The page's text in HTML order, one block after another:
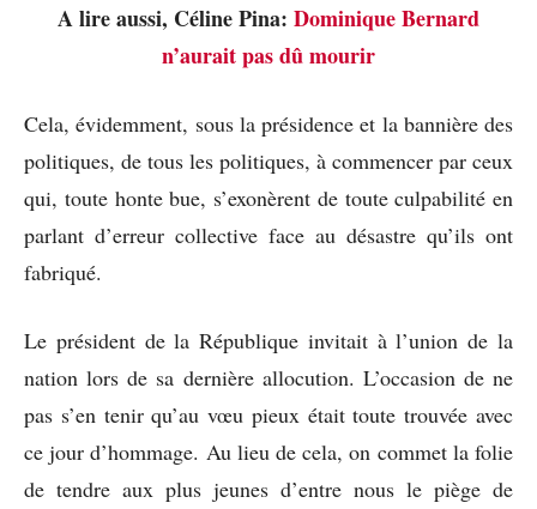
A lire aussi, Céline Pina: Dominique Bernard
n’aurait pas dû mourir
Cela, évidemment, sous la présidence et la bannière des
politiques, de tous les politiques, à commencer par ceux
qui, toute honte bue, s’exonèrent de toute culpabilité en
parlant d’erreur collective face au désastre qu’ils ont
fabriqué.
Le président de la République invitait à l’union de la
nation lors de sa dernière allocution. L’occasion de ne
pas s’en tenir qu’au vœu pieux était toute trouvée avec
ce jour d’hommage. Au lieu de cela, on commet la folie
de tendre aux plus jeunes d’entre nous le piège de